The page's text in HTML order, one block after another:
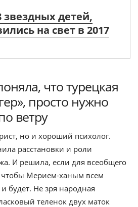
звездных детей,
на свет в 2017
что турецкая
просто нужно
ветру
но и хороший психолог.
расстановки и роли
И решила, если для всеобщего
чтобы Мерием-ханым всем
и будет. Не зря народная
теленок двух маток